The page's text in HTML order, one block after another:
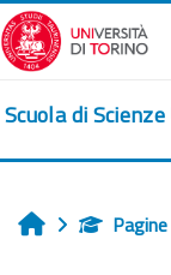
Vai al contenuto
Scuola di
Home